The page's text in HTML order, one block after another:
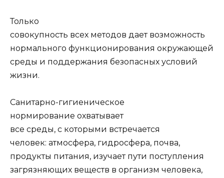
Только
совокупность всех методов дает возможность
нормального функционирования окружающей
среды и поддержания безопасных условий
жизни.
Санитарно-гигиеническое
нормирование охватывает
все среды, с которыми встречается
человек: атмосфера, гидросфера, почва,
продукты питания, изучает пути поступления
загрязняющих веществ в организм человека,